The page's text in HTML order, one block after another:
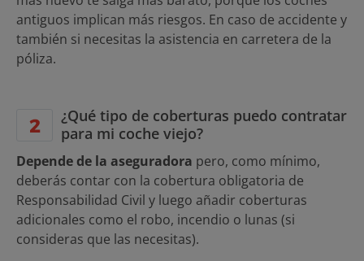
antiguos implican más riesgos. En caso de accidente y
también si necesitas la asistencia en carretera de la
póliza.
¿Qué tipo de coberturas puedo contratar
para mi coche viejo?
Depende de la aseguradora pero, como mínimo,
deberás contar con la cobertura obligatoria de
Responsabilidad Civil y luego añadir coberturas
adicionales como el robo, incendio o lunas (si
consideras que las necesitas).